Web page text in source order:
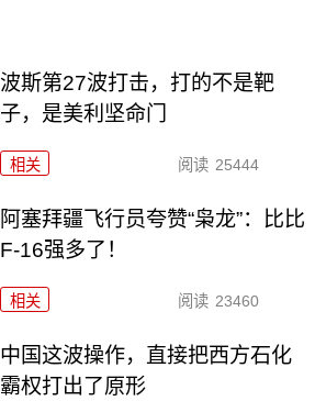
波斯第27波打击，打的不是靶
子，是美利坚命门
相关 阅读 25444
阿塞拜疆飞行员夸赞“枭龙”：比比
F-16强多了！
相关 阅读 23460
中国这波操作，直接把西方石化
霸权打出了原形